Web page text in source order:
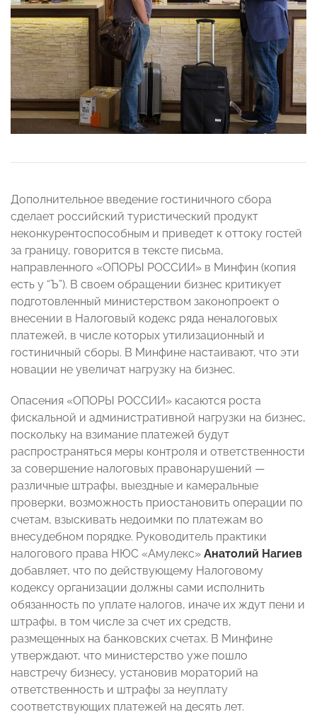
Дополнительное введение гостиничного сбора
сделает российский туристический продукт
неконкурентоспособным и приведет к оттоку гостей
за границу, говорится в тексте письма,
направленного «ОПОРЫ РОССИИ» в Минфин (копия
есть у “Ъ”). В своем обращении бизнес критикует
подготовленный министерством законопроект о
внесении в Налоговый кодекс ряда неналоговых
платежей, в числе которых утилизационный и
гостиничный сборы. В Минфине настаивают, что эти
новации не увеличат нагрузку на бизнес.
Опасения «ОПОРЫ РОССИИ» касаются роста
фискальной и административной нагрузки на бизнес,
поскольку на взимание платежей будут
распространяться меры контроля и ответственности
за совершение налоговых правонарушений —
различные штрафы, выездные и камеральные
проверки, возможность приостановить операции по
счетам, взыскивать недоимки по платежам во
внесудебном порядке. Руководитель практики
налогового права НЮС «Амулекс» Анатолий Нагиев
добавляет, что по действующему Налоговому
кодексу организации должны сами исполнить
обязанность по уплате налогов, иначе их ждут пени и
штрафы, в том числе за счет их средств,
размещенных на банковских счетах. В Минфине
утверждают, что министерство уже пошло
навстречу бизнесу, установив мораторий на
ответственность и штрафы за неуплату
соответствующих платежей на десять лет.